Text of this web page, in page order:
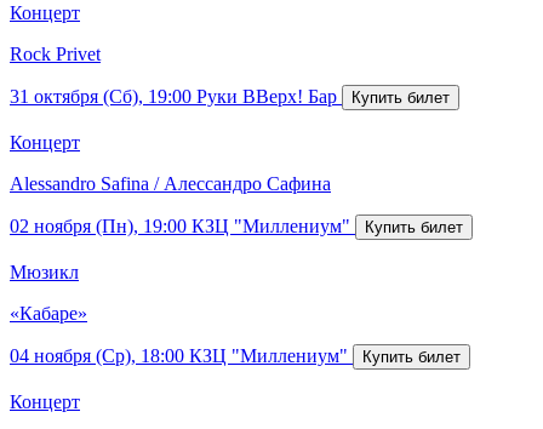
Концерт
Rock Privet
31 октября (Сб), 19:00 Руки ВВерх! Бар
Концерт
Alessandro Safina / Алессандро Сафина
02 ноября (Пн), 19:00 КЗЦ "Миллениум"
Мюзикл
«Кабаре»
04 ноября (Ср), 18:00 КЗЦ "Миллениум"
Концерт